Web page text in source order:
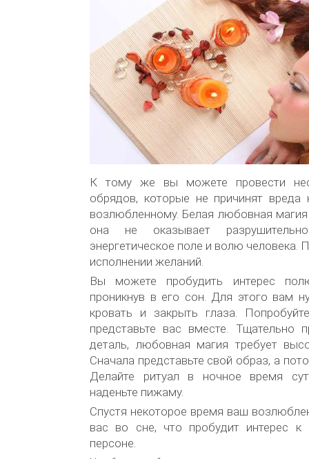
К тому же вы можете провести
обрядов, которые не причинят
возлюбленному. Белая любовная
она не оказывает
энергетическое поле и волю человека.
исполнении желаний.
Вы можете пробудить интерес
проникнув в его сон. Для этого вам
кровать и закрыть глаза.
представьте вас вместе. Тщательно
деталь, любовная магия требует
Сначала представьте свой образ, а
Делайте ритуал в ночное время
наденьте пижаму.
Спустя некоторое время ваш
вас во сне, что пробудит интерес к
персоне.